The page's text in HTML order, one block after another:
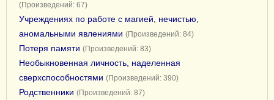
(Произведений: 67)
Учреждениях по работе с магией, нечистью,
аномальными явлениями (Произведений: 84)
Потеря памяти (Произведений: 83)
Необыкновенная личность, наделенная
сверхспособностями (Произведений: 390)
Родственники (Произведений: 87)